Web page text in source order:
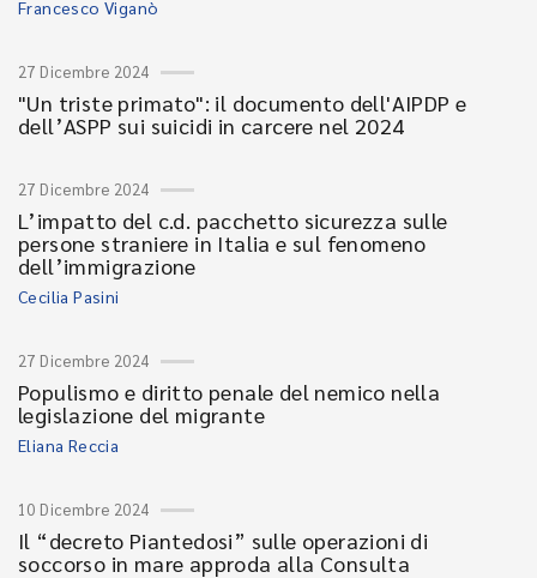
Francesco Viganò
27 Dicembre 2024
"Un triste primato": il documento dell'AIPDP e
dell’ASPP sui suicidi in carcere nel 2024
27 Dicembre 2024
L’impatto del c.d. pacchetto sicurezza sulle
persone straniere in Italia e sul fenomeno
dell’immigrazione
Cecilia Pasini
27 Dicembre 2024
Populismo e diritto penale del nemico nella
legislazione del migrante
Eliana Reccia
10 Dicembre 2024
Il “decreto Piantedosi” sulle operazioni di
soccorso in mare approda alla Consulta